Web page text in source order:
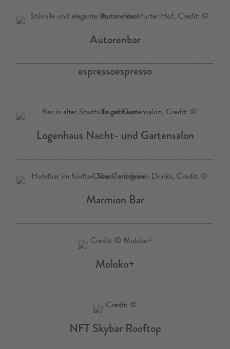
Autorenbar
espressoespresso
Logenhaus Nacht- und Gartensalon
Marmion Bar
Moloko+
NFT Skybar Rooftop